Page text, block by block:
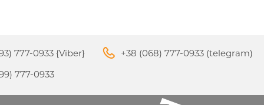
777-0933 {Viber}
777-0933
+38 (068) 777-0933 (telegram)